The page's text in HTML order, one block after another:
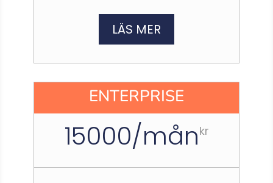
LÄS MER
ENTERPRISE
kr
15000/mån